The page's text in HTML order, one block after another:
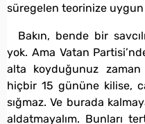
süregelen teorinize uygun
Bakın, bende bir
yok. Ama Vatan
alta koyduğunuz zaman
hiçbir 15 gününe kilise,
sığmaz. Ve burada
aldatmayalım. Bunları